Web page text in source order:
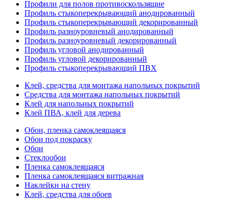
Профили для полов противоскользящие
Профиль стыкоперекрывающий анодированный
Профиль стыкоперекрывающий декорированный
Профиль разноуровневый анодированный
Профиль разноуровневый декорированный
Профиль угловой анодированный
Профиль угловой декорированный
Профиль стыкоперекрывающий ПВХ
Клей, средства для монтажа напольных покрытий
Средства для монтажа напольных покрытий
Клей для напольных покрытий
Клей ПВА, клей для дерева
Обои, пленка самоклеящаяся
Обои под покраску
Обои
Стеклообои
Пленка самоклеящаяся
Пленка самоклеящаяся витражная
Наклейки на стену
Клей, средства для обоев